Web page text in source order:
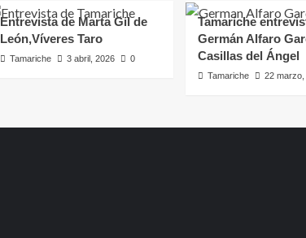
Entrevista de Marta Gil de
León,Víveres Taro
Tamariche 3 abril, 2026 0
Tamariche
Germán Alfaro
Casillas del Ángel
Tamariche 22 marzo,